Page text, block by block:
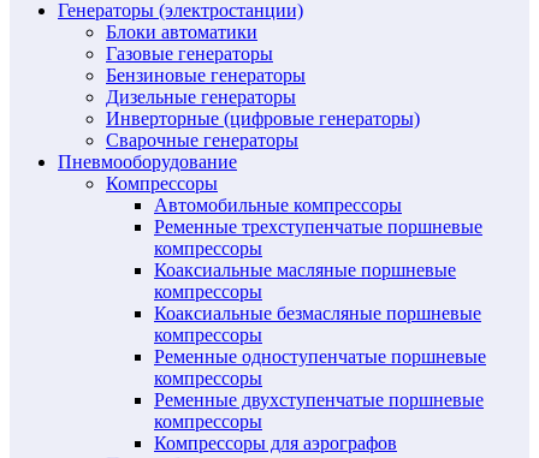
Генераторы (электростанции)
Блоки автоматики
Газовые генераторы
Бензиновые генераторы
Дизельные генераторы
Инверторные (цифровые генераторы)
Сварочные генераторы
Пневмооборудование
Компрессоры
Автомобильные компрессоры
Ременные трехступенчатые поршневые
компрессоры
Коаксиальные масляные поршневые
компрессоры
Коаксиальные безмасляные поршневые
компрессоры
Ременные одноступенчатые поршневые
компрессоры
Ременные двухступенчатые поршневые
компрессоры
Компрессоры для аэрографов